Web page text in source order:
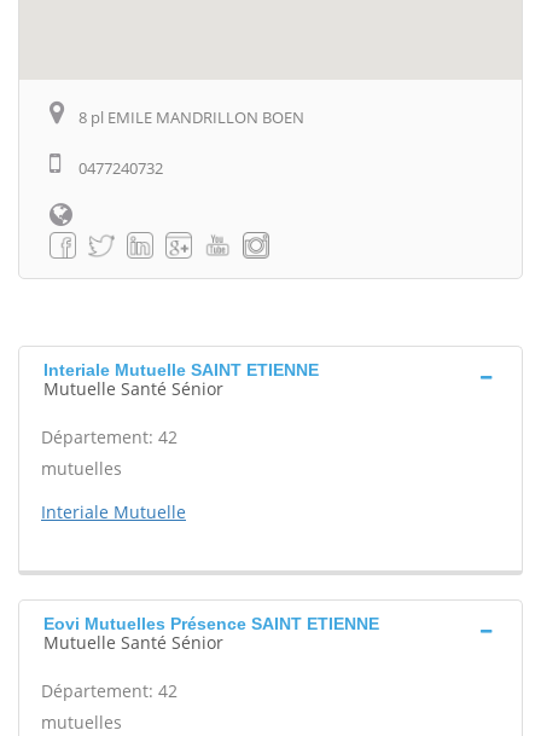
8 pl EMILE MANDRILLON BOEN
0477240732
Interiale Mutuelle SAINT ETIENNE
Mutuelle Santé Sénior
Département: 42
mutuelles
Interiale Mutuelle
Eovi Mutuelles Présence SAINT ETIENNE
Mutuelle Santé Sénior
Département: 42
mutuelles